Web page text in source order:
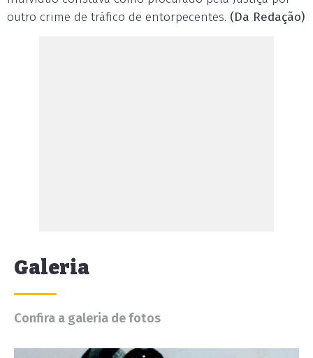
outro crime de tráfico de entorpecentes. (Da Redação)
Galeria
Confira a galeria de fotos